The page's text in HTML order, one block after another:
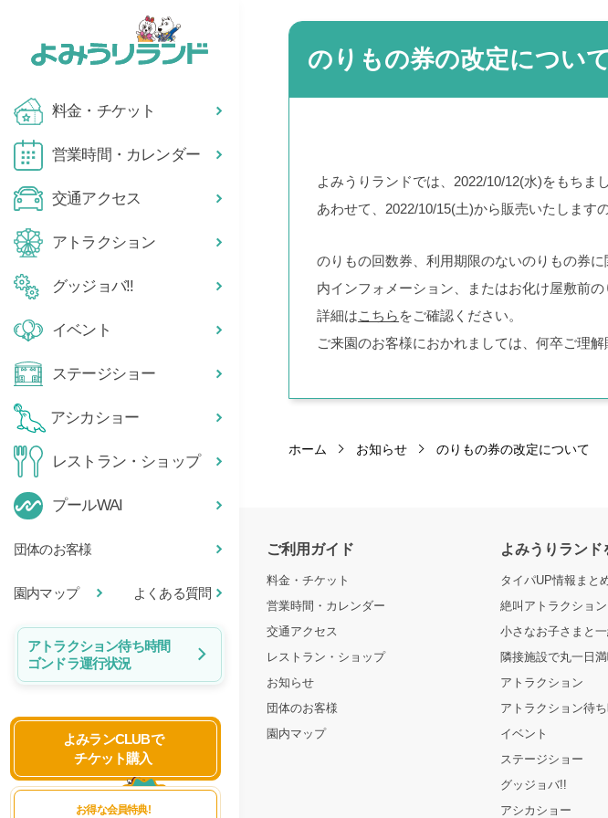
料金・チケット
営業時間・カレンダー
交通アクセス
アトラクション
グッジョバ!!
イベント
ステージショー
アシカショー
レストラン・ショップ
プールWAI
団体のお客様
園内マップ よくある質問
アトラクション待ち時間
ゴンドラ運行状況
よみランCLUBで
チケット購入
お得な会員特典!
のりもの券の改定について
よみうりランドでは、2022/10/12(水)をもちま
あわせて、2022/10/15(土)から販売いたします
のりもの回数券、利用期限のないのりもの券
内インフォメーション、またはお化け屋敷前
詳細はこちら をご確認ください。
ご来園のお客様におかれましては、何卒ご理
ホーム お知らせ のりもの券の改定について
ご利用ガイド
料金・チケット
営業時間・カレンダー
交通アクセス
レストラン・ショップ
お知らせ
団体のお客様
園内マップ
よみうりランド
タイパUP情報まと
絶叫アトラクショ
小さなお子さまと
隣接施設で丸一日
アトラクション
アトラクション待
イベント
ステージショー
グッジョバ!!
アシカショー